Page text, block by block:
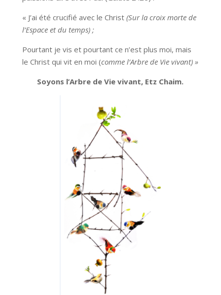
« J’ai été crucifié avec le Christ (Sur la croix morte de
l’Espace et du temps) ;
Pourtant je vis et pourtant ce n’est plus moi, mais
le Christ qui vit en moi (comme l’Arbre de Vie vivant) »
Soyons l’Arbre de Vie vivant, Etz Chaim.